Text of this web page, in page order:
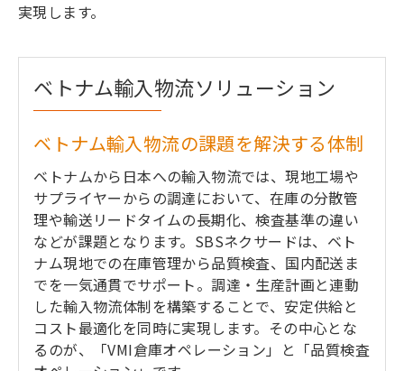
実現します。
ベトナム輸入物流ソリューション
ベトナム輸入物流の課題を解決する体制
ベトナムから日本への輸入物流では、現地工場や
サプライヤーからの調達において、在庫の分散管
理や輸送リードタイムの長期化、検査基準の違い
などが課題となります。SBSネクサードは、ベト
ナム現地での在庫管理から品質検査、国内配送ま
でを一気通貫でサポート。調達・生産計画と連動
した輸入物流体制を構築することで、安定供給と
コスト最適化を同時に実現します。その中心とな
るのが、「VMI倉庫オペレーション」と「品質検査